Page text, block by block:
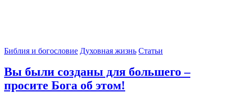
Библия и богословие Духовная жизнь Статьи
Вы были созданы для большего –
просите Бога об этом!